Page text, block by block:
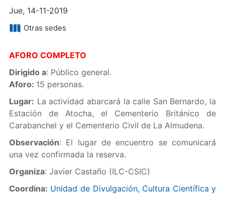
Jue, 14-11-2019
Otras sedes
AFORO COMPLETO
Dirigido a: Público general.
Aforo: 15 personas.
Lugar: La actividad abarcará la calle San Bernardo, la
Estación de Atocha, el Cementerio Británico de
Carabanchel y el Cementerio Civil de La Almudena.
Observación: El lugar de encuentro se comunicará
una vez confirmada la reserva.
Organiza: Javier Castaño (ILC-CSIC)
Coordina: Unidad de Divulgación, Cultura Científica y